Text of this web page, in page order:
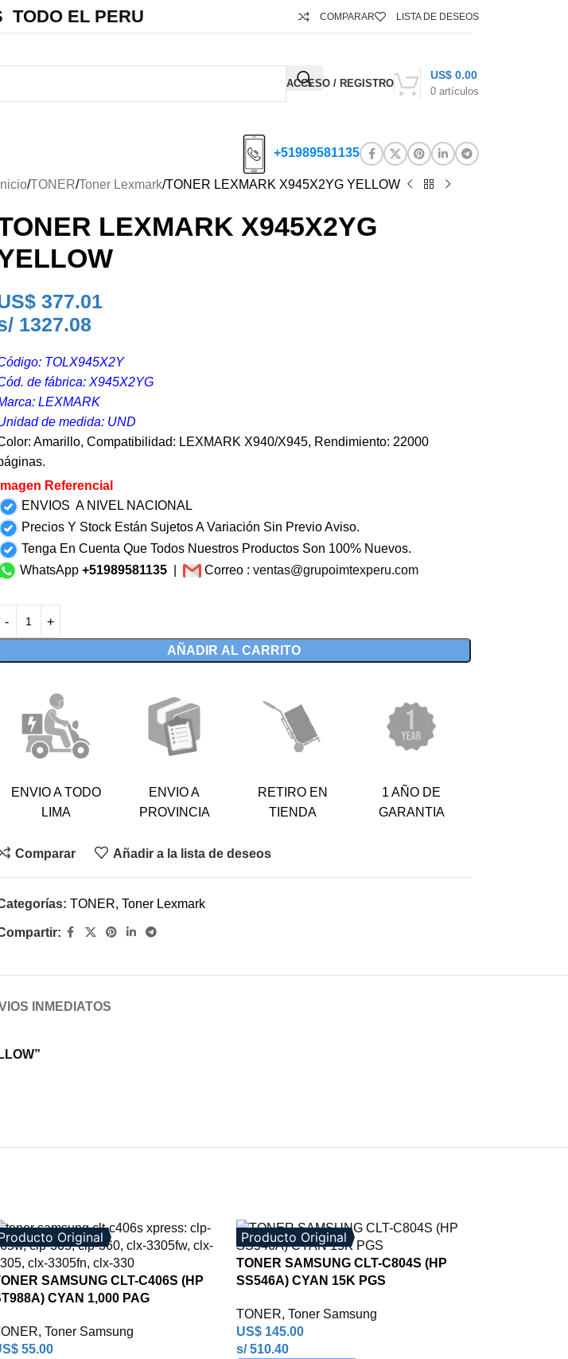
TODO EL PERU COMPARAR LISTA DE DESEOS
ACCESO / REGISTRO
0 artículos
US$ 0.00
+51989581135
Inicio TONER Toner Lexmark TONER LEXMARK X945X2YG YELLOW
LEXMARK X945X2YG
377.01
1327.08
TOLX945X2Y
de fábrica: X945X2YG
LEXMARK
de medida: UND
Amarillo, Compatibilidad: LEXMARK X940/X945, Rendimiento: 22000
Imagen Referencial
ENVIOS A NIVEL NACIONAL
Precios Y Stock Están Sujetos A Variación Sin Previo Aviso.
Tenga En Cuenta Que Todos Nuestros Productos Son 100% Nuevos.
WhatsApp +51989581135 Correo : ventas@grupoimtexperu.com
AÑADIR AL CARRITO
ENVIO A TODO
LIMA
ENVIO A
PROVINCIA
RETIRO EN
TIENDA
1 AÑO DE
GARANTIA
Comparar Añadir a la lista de deseos
TONER, Toner Lexmark
INMEDIATOS
Original
SAMSUNG CLT-C406S (HP
CYAN 1,000 PAG
, Toner Samsung
55.00
Producto Original
TONER SAMSUNG CLT-C804S (HP
SS546A) CYAN 15K PGS
TONER, Toner Samsung
US$145.00
s/ 510.40